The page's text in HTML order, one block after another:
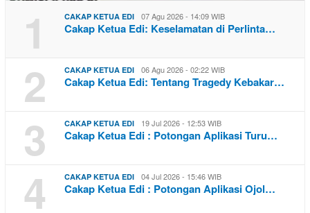
1 CAKAP KETUA EDI 07 Agu 2026 - 14:09 WIB
Cakap Ketua Edi: Keselamatan di Perlinta…
2 CAKAP KETUA EDI 06 Agu 2026 - 02:22 WIB
Cakap Ketua Edi: Tentang Tragedy Kebakar…
3 CAKAP KETUA EDI 19 Jul 2026 - 12:53 WIB
Cakap Ketua Edi : Potongan Aplikasi Turu…
4 CAKAP KETUA EDI 04 Jul 2026 - 15:46 WIB
Cakap Ketua Edi : Potongan Aplikasi Ojol…